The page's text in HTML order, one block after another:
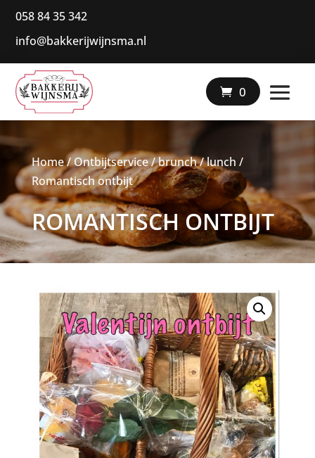
058 84 35 342
|
info@bakkerijwijnsma.nl
0
Home/Ontbijtservice / brunch / lunch /
Romantisch ontbijt
ROMANTISCH ONTBIJT